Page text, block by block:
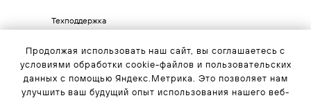
Техподдержка
Коммерческий отдел
+7 (495) 320-26-77
Продолжая использовать наш сайт, вы соглашаетесь с
условиями обработки cookie-файлов и пользовательских
данных с помощью Яндекс.Метрика. Это позволяет нам
улучшить ваш будущий опыт использования нашего веб-